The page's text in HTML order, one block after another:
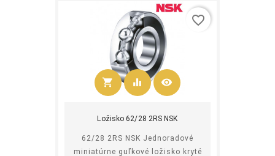
shopping_cart
Kúpiť
equalizer visibility
Ložisko 62/28 2RS NSK
62/28 2RS NSK Jednoradové
miniatúrne guľkové ložisko kryté
favorite_border